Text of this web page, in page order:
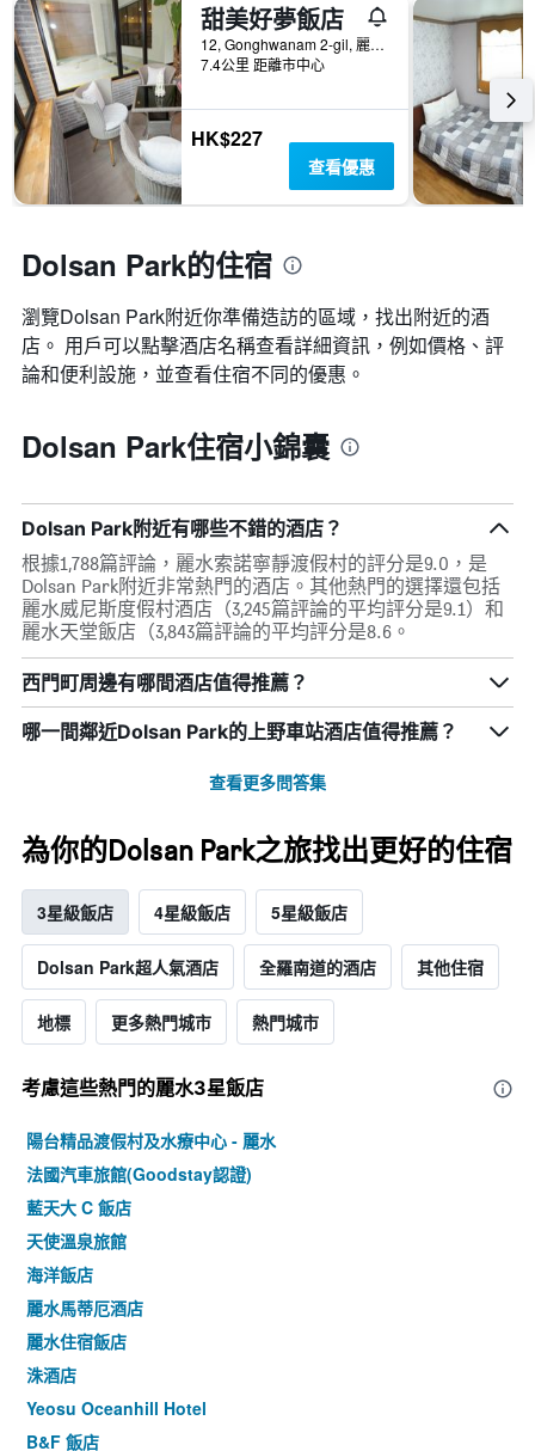
甜美好夢飯店
12, Gonghwanam 2-gil, 麗水, 韓國
7.4公里 距離市中心
HK$227
查看優惠
Dolsan Park的住宿
瀏覽Dolsan Park​附近你準備造訪的區域，找出附近的酒
店。 用戶可以點擊酒店名稱查看詳細資訊，例如價格、評
論和便利設施，並查看住宿不同的優惠。
Dolsan Park住宿小錦囊
Dolsan Park附近有哪些不錯的酒店？
根據1,788篇評論，麗水索諾寧靜渡假村的評分是9.0，是
Dolsan Park附近非常熱門的酒店。其他熱門的選擇還包括
麗水威尼斯度假村酒店（3,245篇評論的平均評分是9.1）和
麗水天堂飯店（3,843篇評論的平均評分是8.6。
西門町周邊有哪間酒店值得推薦？
哪一間鄰近Dolsan Park的上野車站酒店值得推薦？
查看更多問答集
為你的Dolsan Park之旅找出更好的住宿
3星級飯店 4星級飯店 5星級飯店
Dolsan Park超人氣酒店 全羅南道的酒店 其他住宿
地標 更多熱門城市 熱門城市
考慮這些熱門的麗水3星​飯店
陽台精品渡假村及水療中心 - 麗水
法國汽車旅館(Goodstay認證)
藍天大 C 飯店
天使溫泉旅館
海洋飯店
麗水馬蒂厄酒店
麗水住宿飯店
洙酒店
Yeosu Oceanhill Hotel
B&F 飯店